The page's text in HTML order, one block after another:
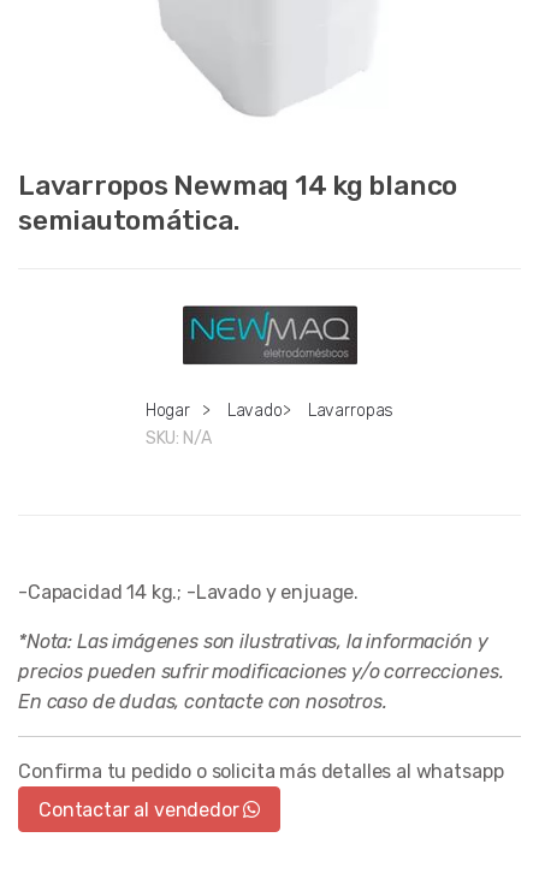
Lavarropos Newmaq 14 kg blanco
semiautomática.
Hogar > Lavado>
Lavarropas
SKU: N/A
-Capacidad 14 kg.; -Lavado y enjuage.
*Nota: Las imágenes son ilustrativas, la información y
precios pueden sufrir modificaciones y/o correcciones.
En caso de dudas, contacte con nosotros.
Confirma tu pedido o solicita más detalles al whatsapp
Contactar al vendedor